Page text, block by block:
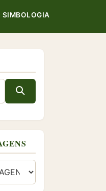
SIMBOLOGIA